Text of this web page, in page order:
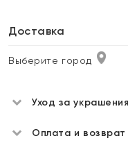
Доставка
Выберите город
Уход за
Оплата и возврат